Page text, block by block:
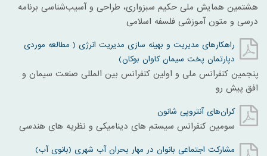
هشتمین همایش ملی حکیم سبزواری، طراحی و آسیب‌شناسی برنامه
درسی و متون آموزشی فلسفه اسلامی
راهکارهای مدیریت و بهینه سازی مدیریت انرژی ( مطالعه موردی
دپارتمان پخت سیمان کاوان بوکان)
پنجمین کنفرانس ملی و اولین کنفرانس بین المللی صنعت سیمان و
افق پیش رو
کران‌های آنتروپی شانون
سومين کنفرانس سيستم های ديناميکی و نظريه های هندسی
مشارکت اجتماعی بانوان در مهار بحران آب شهری (بانوی آب)